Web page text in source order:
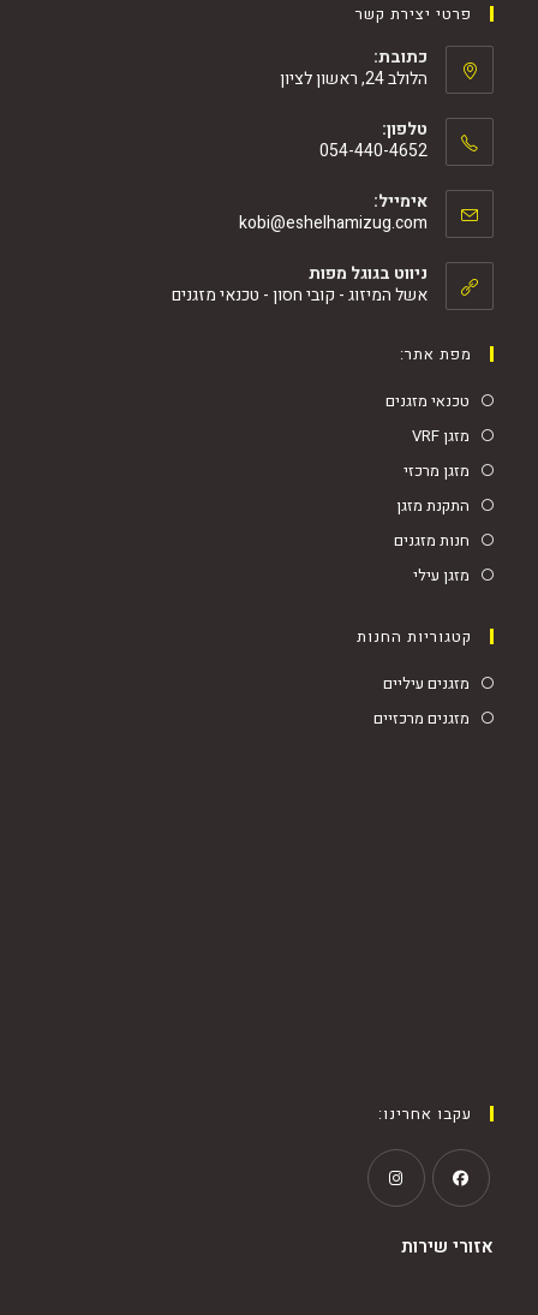
פרטי יצירת קשר
כתובת:
הלולב 24, ראשון לציון
טלפון:
054-440-4652
אימייל:
kobi@eshelhamizug.com
ניווט בגוגל מפות
אשל המיזוג - קובי חסון - טכנאי מזגנים
מפת אתר:
טכנאי מזגנים
מזגן VRF
מזגן מרכזי
התקנת מזגן
חנות מזגנים
מזגן עילי
קטגוריות החנות
מזגנים עיליים
מזגנים מרכזיים
עקבו אחרינו:
אזורי שירות